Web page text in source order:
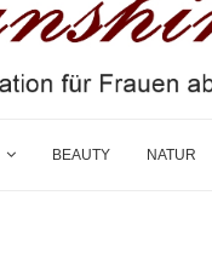
BEAUTY NATUR